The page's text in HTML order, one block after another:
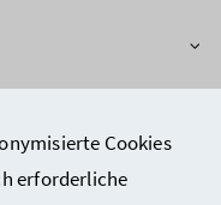
Cookies
erforderliche